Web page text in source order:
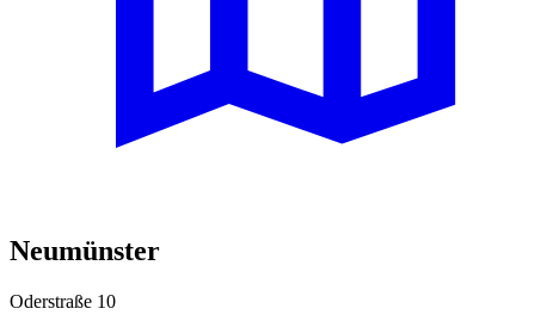
Neumünster
Oderstraße 10